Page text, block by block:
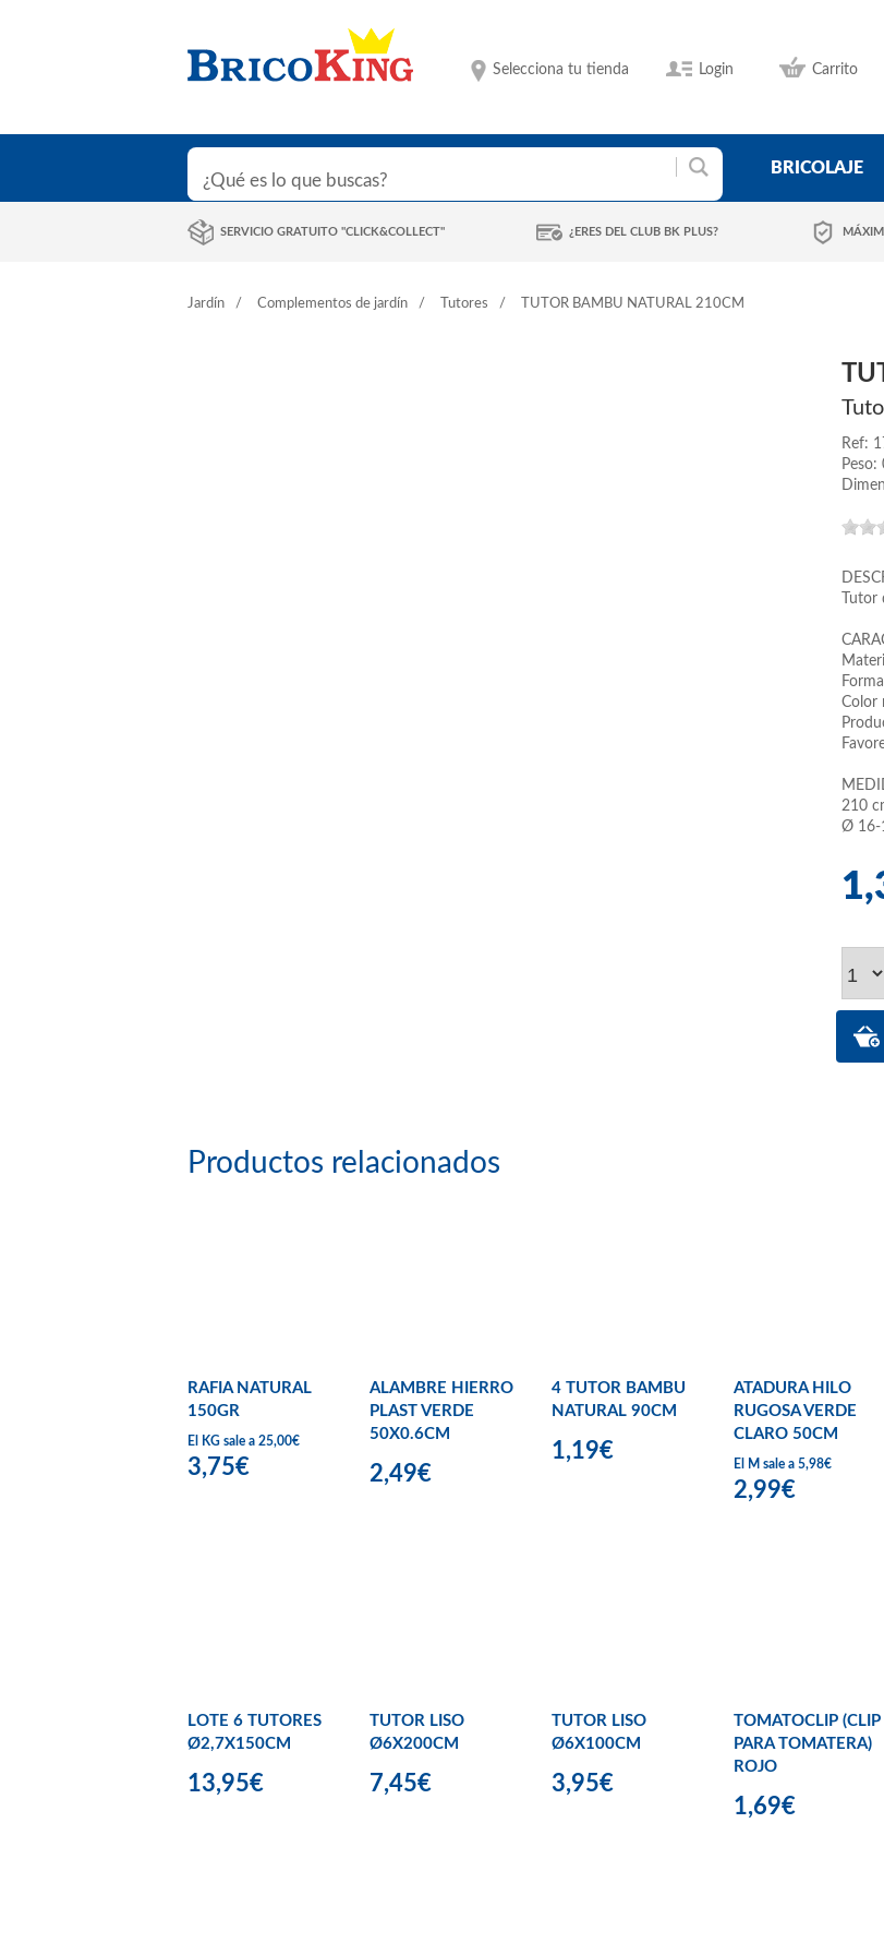
Selecciona tu tienda Login Carrito
BRICOLAJE
SERVICIO GRATUITO "CLICK&COLLECT" ¿ERES DEL CLUB BK PLUS?
Jardín Complementos de jardín Tutores TUTOR BAMBU NATURAL 210CM
Ref:
Peso:
Color
210
Ø 16-
Productos relacionados
RAFIA NATURAL
150GR
El KG sale a 25,00€
3,75€
ALAMBRE HIERRO
PLAST VERDE
50X0.6CM
2,49€
4 TUTOR BAMBU
NATURAL 90CM
1,19€
ATADURA HILO
RUGOSA VERDE
CLARO 50CM
El M sale a 5,98€
2,99€
LOTE 6 TUTORES
Ø2,7X150CM
13,95€
TUTOR LISO
Ø6X200CM
7,45€
TUTOR LISO
Ø6X100CM
3,95€
TOMATOCLIP (CLIP
PARA TOMATERA)
ROJO
1,69€